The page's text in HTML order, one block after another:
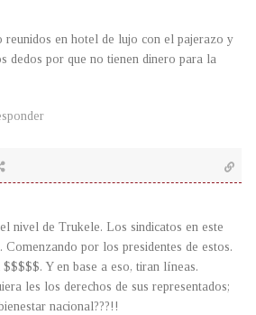
reunidos en hotel de lujo con el pajerazo y
dedos por que no tienen dinero para la
nivel de Trukele. Los sindicatos en este
Comenzando por los presidentes de estos.
Y en base a eso, tiran líneas.
les los derechos de sus representados;
nacional???!!